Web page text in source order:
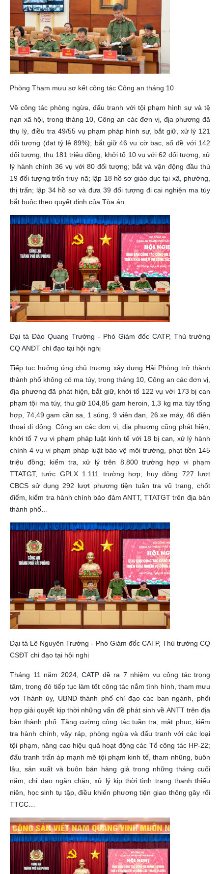
Phòng Tham mưu sơ kết công tác Công an tháng 10
Về công tác phòng ngừa, đấu tranh với tội phạm hình sự và tệ
nạn xã hội, trong tháng 10, Công an các đơn vị, địa phương đã
thụ lý, điều tra 49/55 vụ phạm pháp hình sự, bắt giữ, xử lý 121
đối tượng (đạt tỷ lệ 89%); bắt giữ 46 vụ cờ bạc, số đề với 142
đối tượng, thu 181 triệu đồng, khởi tố 10 vụ với 62 đối tượng, xử
lý hành chính 36 vụ với 80 đối tượng; bắt và vận động đầu thú
19 đối tượng trốn truy nã; lập 18 hồ sơ giáo dục tại xã, phường,
thị trấn; lập 34 hồ sơ và đưa 39 đối tượng đi cai nghiện ma túy
bắt buộc theo quyết định của Tòa án.
Đại tá Đào Quang Trường - Phó Giám đốc CATP, Thủ trưởng
CQ ANĐT chỉ đạo tại hội nghị
Tiếp tục hưởng ứng chủ trương xây dựng Hải Phòng trở thành
thành phố không có ma túy, trong tháng 10, Công an các đơn vị,
địa phương đã phát hiện, bắt giữ, khởi tổ 122 vụ với 173 bị can
phạm tội ma túy, thu giữ 104,85 gam heroin, 1,3 kg ma túy tổng
hợp, 74,49 gam cần sa, 1 súng, 9 viên đạn, 26 xe máy, 46 điện
thoại di động. Công an các đơn vị, địa phương cũng phát hiện,
khởi tố 7 vụ vi phạm pháp luật kinh tế với 18 bị can, xử lý hành
chính 4 vụ vi phạm pháp luật bảo vệ môi trường, phạt tiền 145
triệu đồng; kiểm tra, xử lý trên 8.800 trường hợp vi phạm
TTATGT, tước GPLX 1.111 trường hợp; huy động 727 lượt
CBCS sử dụng 292 lượt phương tiện tuần tra vũ trang, chốt
điểm, kiểm tra hành chính bảo đảm ANTT, TTATGT trên địa bàn
thành phố…
Đại tá Lê Nguyên Trường - Phó Giám đốc CATP, Thủ trưởng CQ
CSĐT chỉ đạo tại hội nghị
Tháng 11 năm 2024, CATP đề ra 7 nhiệm vụ công tác trọng
tâm, trong đó tiếp tục làm tốt công tác nắm tình hình, tham mưu
với Thành ủy, UBND thành phố chỉ đạo các ban ngành, phối
hợp giải quyết kịp thời những vấn đề phát sinh về ANTT trên địa
bàn thành phố. Tăng cường công tác tuần tra, mật phục, kiểm
tra hành chính, vây ráp, phòng ngừa và đấu tranh với các loại
tội phạm, nâng cao hiệu quả hoạt động các Tổ công tác HP-22;
đấu tranh trấn áp mạnh mẽ tội phạm kinh tế, tham nhũng, buôn
lậu, sản xuất và buôn bán hàng giả trong những tháng cuối
năm; chỉ đạo ngăn chặn, xử lý kịp thời tình trạng thanh thiếu
niên, học sinh tụ tập, điều khiển phương tiện giao thông gây rối
TTCC…